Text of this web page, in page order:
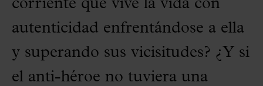
corriente que vive la vida con
autenticidad enfrentándose a ella
y superando sus vicisitudes? ¿Y si
el anti-héroe no tuviera una